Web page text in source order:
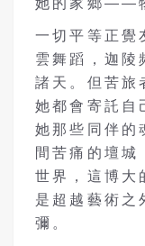
一切平等正覺
雲舞蹈，迦陵
諸天。但苦旅
她都會寄託自
她那些同伴的
間苦痛的壇城
世界，這博大
是超越藝術之
彌。